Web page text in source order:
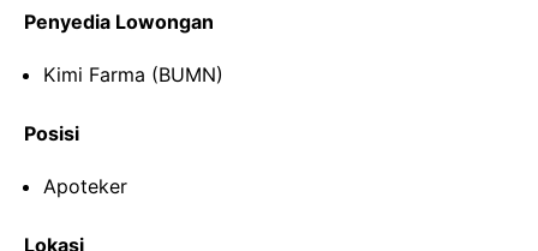
Penyedia Lowongan
Kimi Farma (BUMN)
Posisi
Apoteker
Lokasi